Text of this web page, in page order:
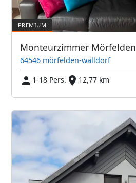
Monteurzimmer Mörfelden
64546 mörfelden-walldorf
1-18 Pers.
12,77 km